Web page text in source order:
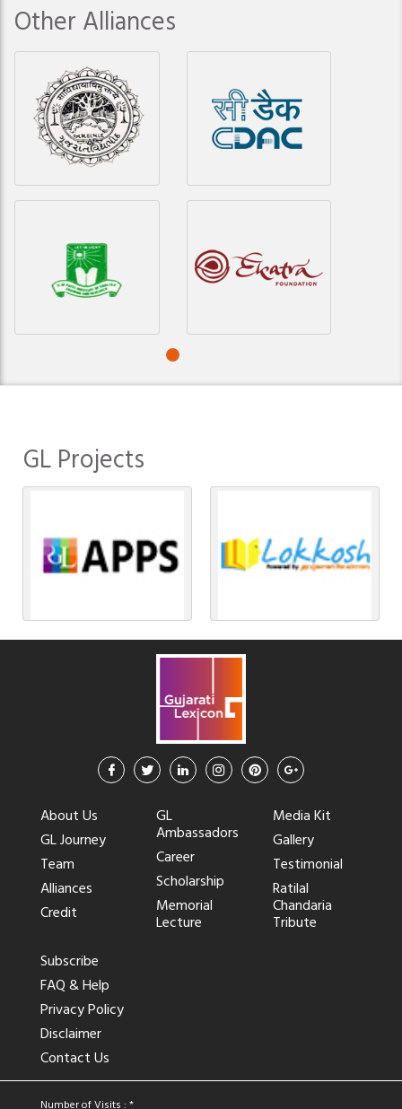
Other Alliances
GL Projects
About Us
GL Journey
Team
Alliances
Credit
GL
Ambassadors
Career
Scholarship
Memorial
Lecture
Media Kit
Gallery
Testimonial
Ratilal
Chandaria
Tribute
Subscribe
FAQ & Help
Privacy Policy
Disclaimer
Contact Us
Number of Visits : *